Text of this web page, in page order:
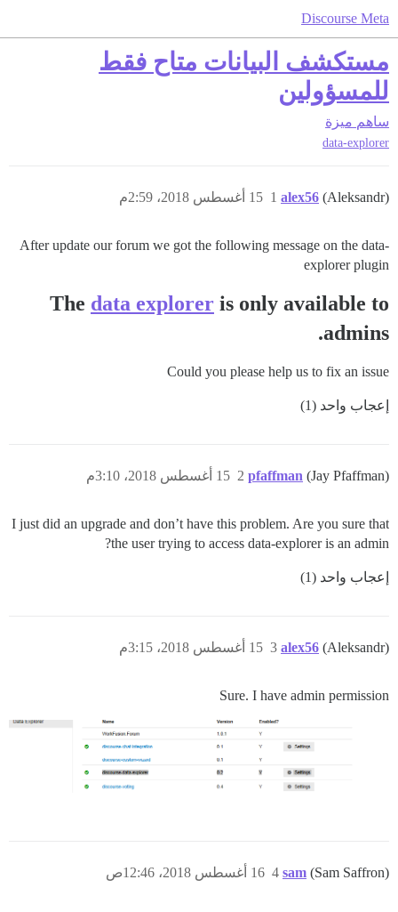
Discourse Meta
مستكشف البيانات متاح فقط
للمسؤولين
ساهم ميزة
data-explorer
alex56 (Aleksandr) 15 أغسطس 2018، 2:59م 1
After update our forum we got the following message on the data-
explorer plugin
The data explorer is only available to
admins.
Could you please help us to fix an issue
إعجاب واحد (1)
pfaffman (Jay Pfaffman) 15 أغسطس 2018، 3:10م 2
I just did an upgrade and don’t have this problem. Are you sure that
the user trying to access data-explorer is an admin?
إعجاب واحد (1)
alex56 (Aleksandr) 15 أغسطس 2018، 3:15م 3
Sure. I have admin permission
sam (Sam Saffron) 16 أغسطس 2018، 12:46ص 4